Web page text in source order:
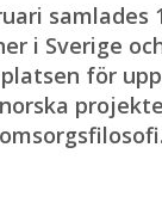
samlades
i Sverige
för